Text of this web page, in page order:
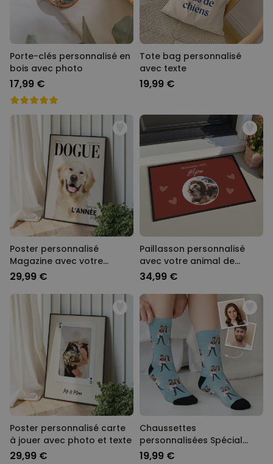
Porte-clés personnalisé en
bois avec photo
17,99 €
Tote bag personnalisé
avec texte
19,99 €
Poster personnalisé
Magazine avec votre
animal
29,99 €
Paillasson personnalisé
avec votre animal de
compagnie et texte
34,99 €
Poster personnalisé carte
à jouer avec photo et texte
29,99 €
Chaussettes
personnalisées Spécial
Mariage avec 2 visages
19,99 €